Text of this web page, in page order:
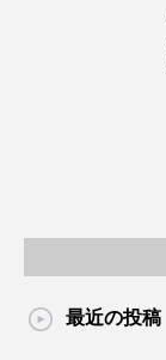
最近の投稿